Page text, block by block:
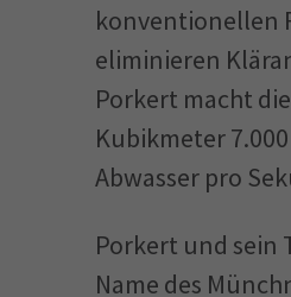
konventionellen
eliminieren
Porkert macht
Kubikmeter
Abwasser pro
Porkert und sein
Name des